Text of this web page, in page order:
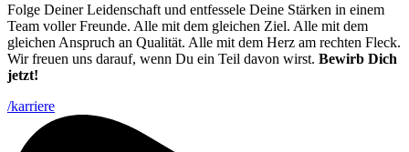
Folge Deiner Leidenschaft und entfessele Deine Stärken in einem
Team voller Freunde. Alle mit dem gleichen Ziel. Alle mit dem
gleichen Anspruch an Qualität. Alle mit dem Herz am rechten Fleck.
Wir freuen uns darauf, wenn Du ein Teil davon wirst. Bewirb Dich
jetzt!
/karriere